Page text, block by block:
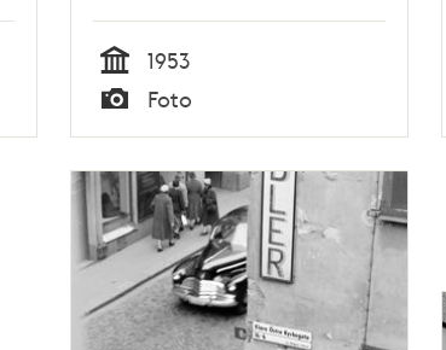
Tid
1953
Typ
Foto